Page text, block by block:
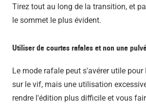
Tirez tout au long de la transition, et
le sommet le plus évident.
Utiliser de courtes rafales et non une
Le mode rafale peut s'avérer utile
sur le vif, mais une utilisation
rendre l'édition plus difficile et vous